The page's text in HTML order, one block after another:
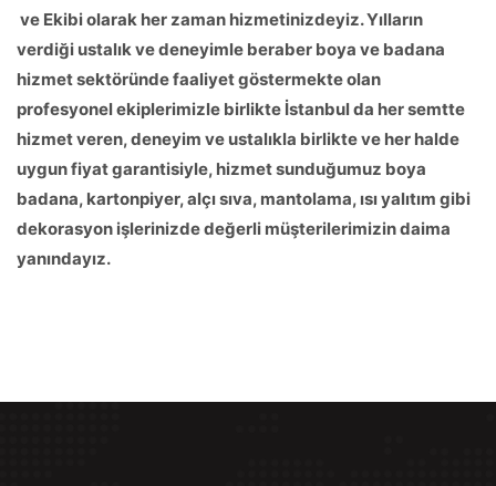
ve Ekibi olarak her zaman hizmetinizdeyiz. Yılların
verdiği ustalık ve deneyimle beraber boya ve badana
hizmet sektöründe faaliyet göstermekte olan
profesyonel ekiplerimizle birlikte İstanbul da her semtte
hizmet veren, deneyim ve ustalıkla birlikte ve her halde
uygun fiyat garantisiyle, hizmet sunduğumuz boya
badana, kartonpiyer, alçı sıva, mantolama, ısı yalıtım gibi
dekorasyon işlerinizde değerli müşterilerimizin daima
yanındayız.